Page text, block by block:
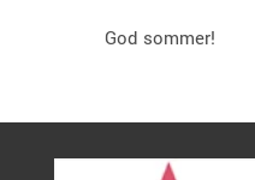
God sommer!